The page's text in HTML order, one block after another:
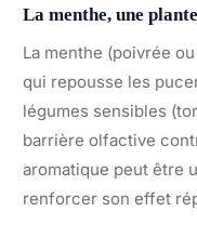
La menthe, une
La menthe (poivrée
qui repousse les
légumes sensibles
barrière olfactive
aromatique peut être
renforcer son effet